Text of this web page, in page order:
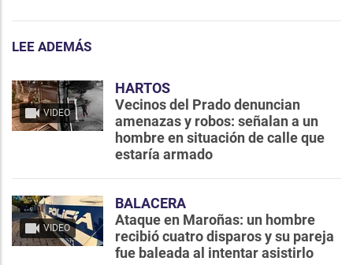
LEE ADEMÁS
VIDEO
HARTOS
Vecinos del Prado denuncian
amenazas y robos: señalan a un
hombre en situación de calle que
estaría armado
VIDEO
BALACERA
Ataque en Maroñas: un hombre
recibió cuatro disparos y su pareja
fue baleada al intentar asistirlo